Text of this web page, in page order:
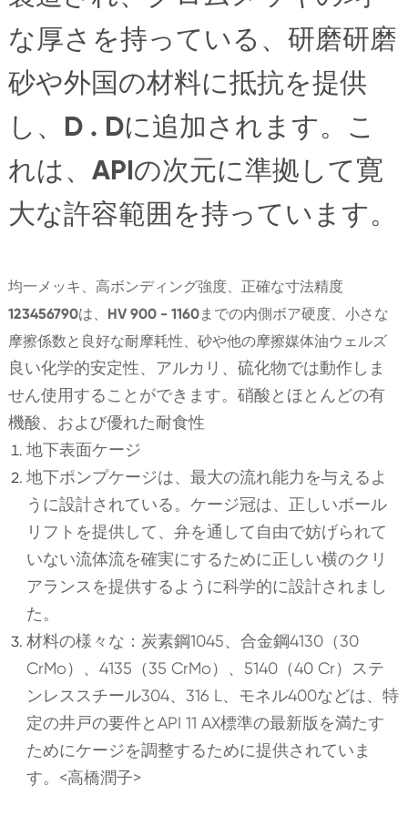
な厚さを持っている、研磨研磨
砂や外国の材料に抵抗を提供
し、D . Dに追加されます。こ
れは、APIの次元に準拠して寛
大な許容範囲を持っています。
均一メッキ、高ボンディング強度、正確な寸法精度
123456790は、HV 900 - 1160までの内側ボア硬度、小さな
摩擦係数と良好な耐摩耗性、砂や他の摩擦媒体油ウェルズ
良い化学的安定性、アルカリ、硫化物では動作しま
せん使用することができます。硝酸とほとんどの有
機酸、および優れた耐食性
地下表面ケージ
地下ポンプケージは、最大の流れ能力を与えるよ
うに設計されている。ケージ冠は、正しいボール
リフトを提供して、弁を通して自由で妨げられて
いない流体流を確実にするために正しい横のクリ
アランスを提供するように科学的に設計されまし
た。
材料の様々な：炭素鋼1045、合金鋼4130（30
CrMo）、4135（35 CrMo）、5140（40 Cr）ステ
ンレススチール304、316 L、モネル400などは、特
定の井戸の要件とAPI 11 AX標準の最新版を満たす
ためにケージを調整するために提供されていま
す。<高橋潤子>